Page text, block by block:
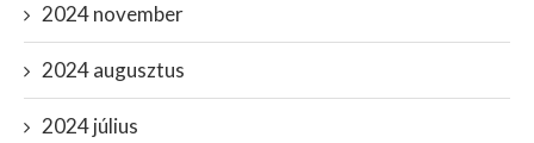
2024 november
2024 augusztus
2024 július